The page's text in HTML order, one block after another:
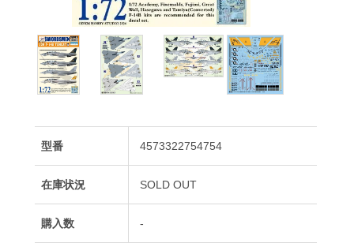
型番 4573322754754
在庫状況 SOLD OUT
購入数 -